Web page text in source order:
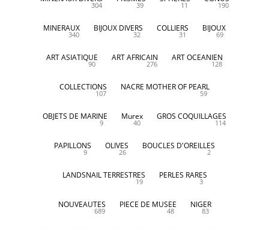
304 39 11 190
MINERAUX
340
BIJOUX DIVERS
32
COLLIERS
31
BIJOUX
69
ART ASIATIQUE
90
ART AFRICAIN
276
ART OCEANIEN
128
COLLECTIONS
107
NACRE MOTHER OF PEARL
59
OBJETS DE MARINE
9
Murex
40
GROS COQUILLAGES
114
PAPILLONS
9
OLIVES
26
BOUCLES D'OREILLES
2
LANDSNAIL TERRESTRES
19
PERLES RARES
3
NOUVEAUTES
689
PIECE DE MUSEE
48
NIGER
83